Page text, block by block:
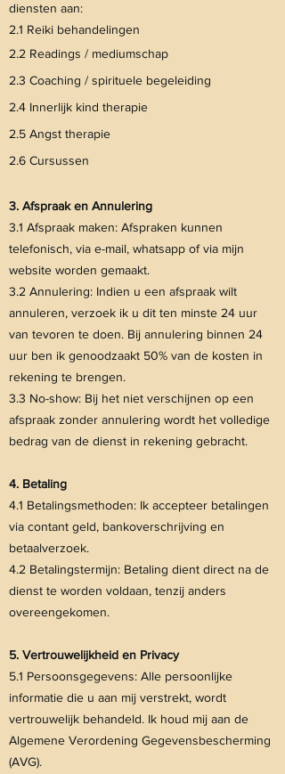
diensten aan:
2.1 Reiki behandelingen
2.2 Readings / mediumschap
2.3 Coaching / spirituele begeleiding
2.4 Innerlijk kind therapie
2.5 Angst therapie
2.6 Cursussen
3. Afspraak en Annulering
3.1 Afspraak maken: Afspraken kunnen
telefonisch, via e-mail, whatsapp of via mijn
website worden gemaakt.
3.2 Annulering: Indien u een afspraak wilt
annuleren, verzoek ik u dit ten minste 24 uur
van tevoren te doen. Bij annulering binnen 24
uur ben ik genoodzaakt 50% van de kosten in
rekening te brengen.
3.3 No-show: Bij het niet verschijnen op een
afspraak zonder annulering wordt het volledige
bedrag van de dienst in rekening gebracht.
4. Betaling
4.1 Betalingsmethoden: Ik accepteer betalingen
via contant geld, bankoverschrijving en
betaalverzoek.
4.2 Betalingstermijn: Betaling dient direct na de
dienst te worden voldaan, tenzij anders
overeengekomen.
5. Vertrouwelijkheid en Privacy
5.1 Persoonsgegevens: Alle persoonlijke
informatie die u aan mij verstrekt, wordt
vertrouwelijk behandeld. Ik houd mij aan de
Algemene Verordening Gegevensbescherming
(AVG).